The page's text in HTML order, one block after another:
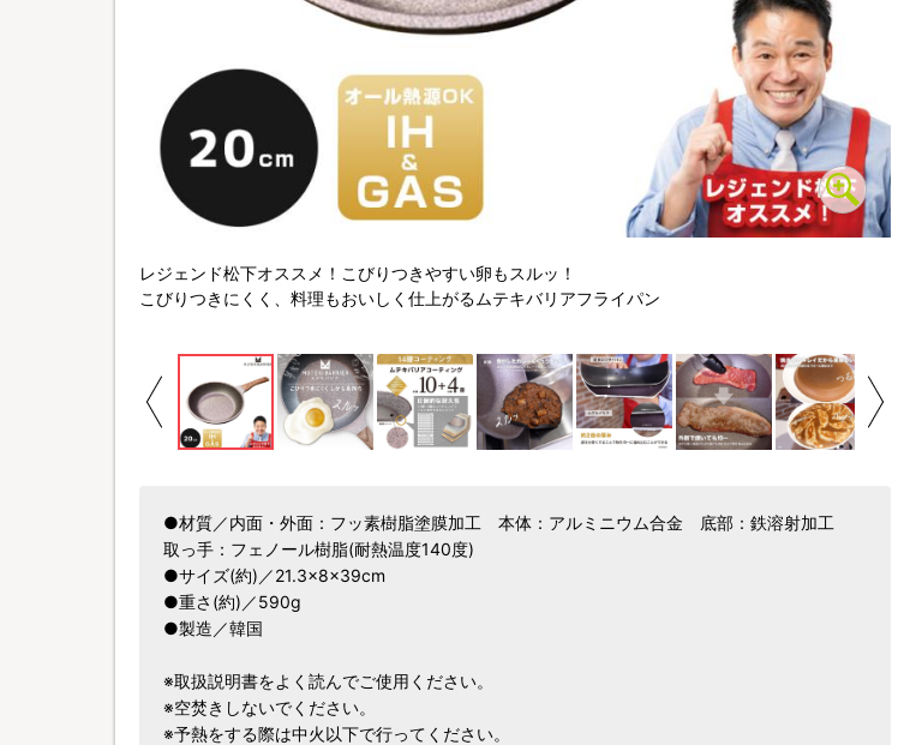
レジェンド松下オススメ！こびりつきやすい卵もスルッ！
こびりつきにくく、料理もおいしく仕上がるムテキバリアフライパン
●材質／内面・外面：フッ素樹脂塗膜加工 本体：アルミニウム合金 底部：鉄溶射加工
取っ手：フェノール樹脂(耐熱温度140度)
●サイズ(約)／21.3×8×39cm
●重さ(約)／590g
●製造／韓国
※取扱説明書をよく読んでご使用ください。
※空焚きしないでください。
※予熱をする際は中火以下で行ってください。